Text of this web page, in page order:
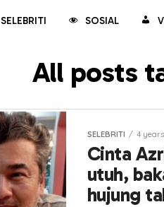
SELEBRITI SOSIAL
All posts
SELEBRITI 4
Cinta
utuh,
hujung